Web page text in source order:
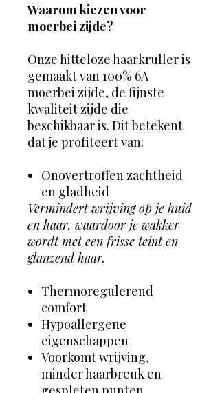
Waarom kiezen voor
moerbei zijde?
Onze hitteloze haarkruller is
gemaakt van 100% 6A
moerbei zijde, de fijnste
kwaliteit zijde die
beschikbaar is. Dit betekent
dat je profiteert van:
Onovertroffen zachtheid
en gladheid
Vermindert wrijving op je huid
en haar, waardoor je wakker
wordt met een frisse teint en
glanzend haar.
Thermoregulerend
comfort
Hypoallergene
eigenschappen
Voorkomt wrijving,
minder haarbreuk en